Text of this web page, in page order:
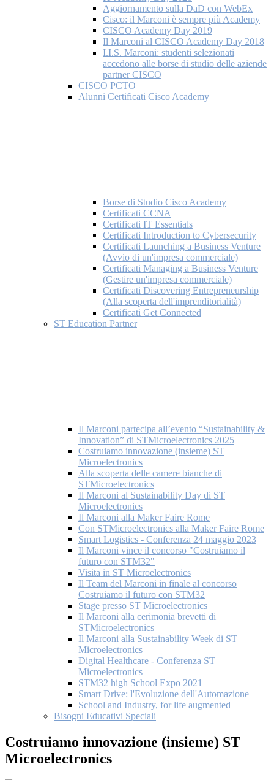
Aggiornamento sulla DaD con WebEx
Cisco: il Marconi è sempre più Academy
CISCO Academy Day 2019
Il Marconi al CISCO Academy Day 2018
I.I.S. Marconi: studenti selezionati
accedono alle borse di studio delle aziende
partner CISCO
CISCO PCTO
Alunni Certificati Cisco Academy
Borse di Studio Cisco Academy
Certificati CCNA
Certificati IT Essentials
Certificati Introduction to Cybersecurity
Certificati Launching a Business Venture
(Avvio di un'impresa commerciale)
Certificati Managing a Business Venture
(Gestire un'impresa commerciale)
Certificati Discovering Entrepreneurship
(Alla scoperta dell'imprenditorialità)
Certificati Get Connected
ST Education Partner
Il Marconi partecipa all’evento “Sustainability &
Innovation” di STMicroelectronics 2025
Costruiamo innovazione (insieme) ST
Microelectronics
Alla scoperta delle camere bianche di
STMicroelectronics
Il Marconi al Sustainability Day di ST
Microelectronics
Il Marconi alla Maker Faire Rome
Con STMicroelectronics alla Maker Faire Rome
Smart Logistics - Conferenza 24 maggio 2023
Il Marconi vince il concorso "Costruiamo il
futuro con STM32"
Visita in ST Microelectronics
Il Team del Marconi in finale al concorso
Costruiamo il futuro con STM32
Stage presso ST Microelectronics
Il Marconi alla cerimonia brevetti di
STMicroelectronics
Il Marconi alla Sustainability Week di ST
Microelectronics
Digital Healthcare - Conferenza ST
Microelectronics
STM32 high School Expo 2021
Smart Drive: l'Evoluzione dell'Automazione
School and Industry, for life augmented
Bisogni Educativi Speciali
Costruiamo innovazione (insieme) ST
Microelectronics